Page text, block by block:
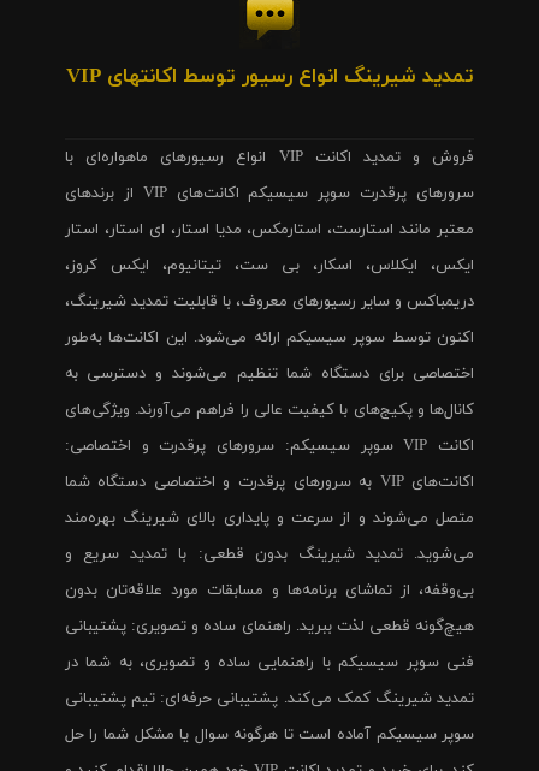
تمدید شیرینگ انواع رسیور توسط اکانتهای VIP
فروش و تمدید اکانت VIP انواع رسیورهای ماهواره‌ای با
سرورهای پرقدرت سوپر سیسیکم اکانت‌های VIP از برندهای
معتبر مانند استارست، استارمکس، مدیا استار، ای استار، استار
ایکس، ایکلاس، اسکار، بی ست، تیتانیوم، ایکس کروز،
دریمباکس و سایر رسیورهای معروف، با قابلیت تمدید شیرینگ،
اکنون توسط سوپر سیسیکم ارائه می‌شود. این اکانت‌ها به‌طور
اختصاصی برای دستگاه شما تنظیم می‌شوند و دسترسی به
کانال‌ها و پکیج‌های با کیفیت عالی را فراهم می‌آورند. ویژگی‌های
اکانت VIP سوپر سیسیکم: سرورهای پرقدرت و اختصاصی:
اکانت‌های VIP به سرورهای پرقدرت و اختصاصی دستگاه شما
متصل می‌شوند و از سرعت و پایداری بالای شیرینگ بهره‌مند
می‌شوید. تمدید شیرینگ بدون قطعی: با تمدید سریع و
بی‌وقفه، از تماشای برنامه‌ها و مسابقات مورد علاقه‌تان بدون
هیچ‌گونه قطعی لذت ببرید. راهنمای ساده و تصویری: پشتیبانی
فنی سوپر سیسیکم با راهنمایی ساده و تصویری، به شما در
تمدید شیرینگ کمک می‌کند. پشتیبانی حرفه‌ای: تیم پشتیبانی
سوپر سیسیکم آماده است تا هرگونه سوال یا مشکل شما را حل